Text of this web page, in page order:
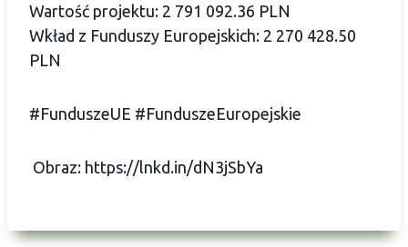
Wartość projektu: 2 791 092.36 PLN
Wkład z Funduszy Europejskich: 2 270 428.50
PLN
#FunduszeUE #FunduszeEuropejskie
Obraz: https://lnkd.in/dN3jSbYa